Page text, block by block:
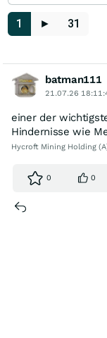
1 ► 31
batman111
21.07.26
einer der
Hindernisse wie
Hycroft Mining Holding
0 0